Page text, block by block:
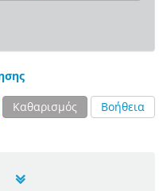
Καθαρισμός Βοήθεια